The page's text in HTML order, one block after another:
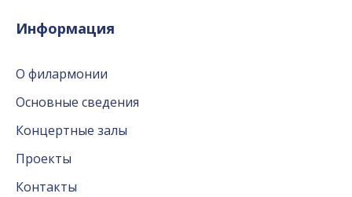
Информация
О филармонии
Основные сведения
Концертные залы
Проекты
Контакты